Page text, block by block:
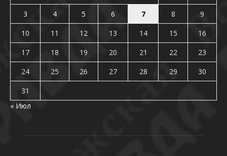
3
4 5 6 7 8
9
10
11 12 13 14 15
16
17
18 19 20 21 22
23
24
25 26 27 28 29
30
31
« Июл